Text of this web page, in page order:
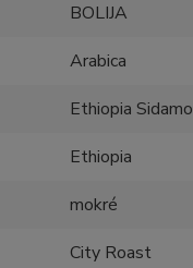
BOLIJA
Arabica
Ethiopia Sidamo
Ethiopia
mokré
City Roast